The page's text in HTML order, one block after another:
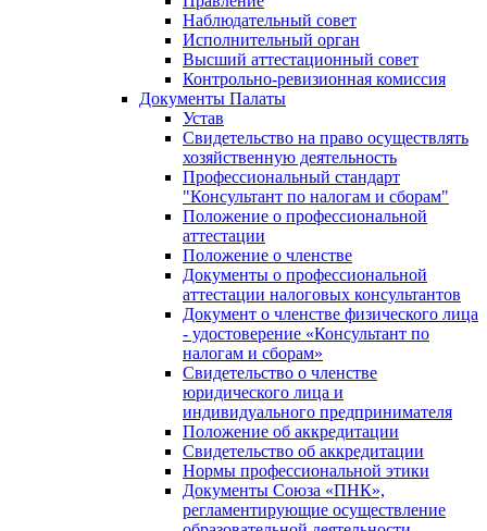
Наблюдательный совет
Исполнительный орган
Высший аттестационный совет
Контрольно-ревизионная комиссия
Документы Палаты
Устав
Свидетельство на право осуществлять
хозяйственную деятельность
Профессиональный стандарт
"Консультант по налогам и сборам"
Положение о профессиональной
аттестации
Положение о членстве
Документы о профессиональной
аттестации налоговых консультантов
Документ о членстве физического лица
- удостоверение «Консультант по
налогам и сборам»
Свидетельство о членстве
юридического лица и
индивидуального предпринимателя
Положение об аккредитации
Свидетельство об аккредитации
Нормы профессиональной этики
Документы Союза «ПНК»,
регламентирующие осуществление